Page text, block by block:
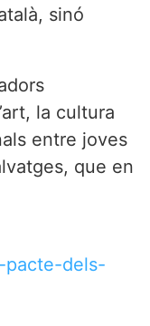
sinó
la cultura
entre joves
que en
dels-